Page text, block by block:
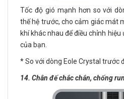
Tốc độ gió mạnh hơn so với
thế hệ trước, cho cảm giác mát
khí khác nhau để điều chỉnh
của bạn.
* So với dòng Eole Crystal trước
14. Chân đế chắc chắn, chống